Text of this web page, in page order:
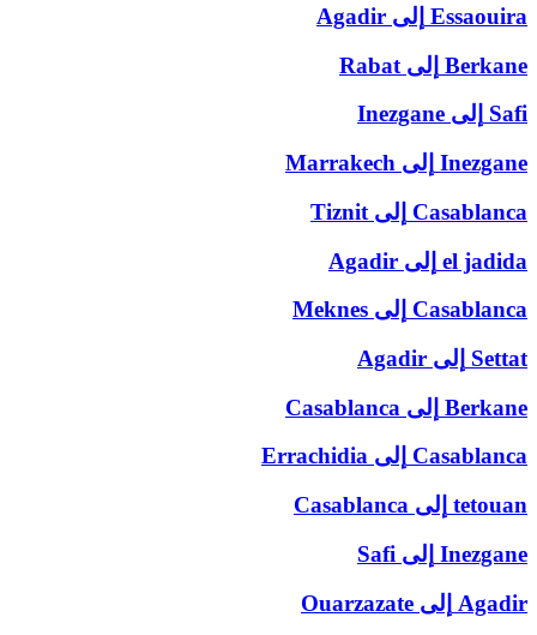
Essaouira إلى Agadir
Berkane إلى Rabat
Safi إلى Inezgane
Inezgane إلى Marrakech
Casablanca إلى Tiznit
el jadida إلى Agadir
Casablanca إلى Meknes
Settat إلى Agadir
Berkane إلى Casablanca
Casablanca إلى Errachidia
tetouan إلى Casablanca
Inezgane إلى Safi
Agadir إلى Ouarzazate